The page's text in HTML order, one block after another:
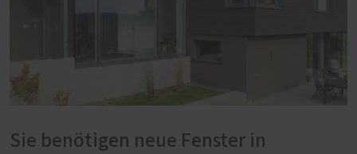
Sie benötigen neue Fenster in